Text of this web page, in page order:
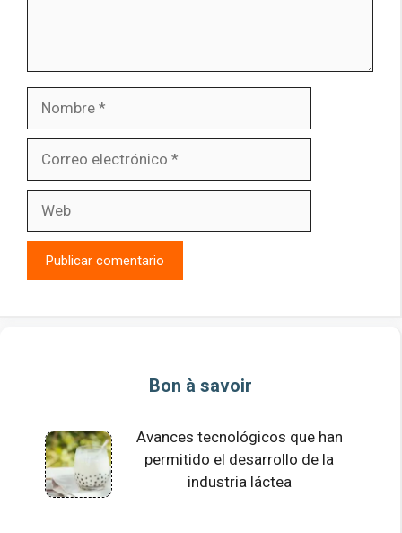
electrónico
Bon à savoir
Avances tecnológicos que han
permitido el desarrollo de la
industria láctea